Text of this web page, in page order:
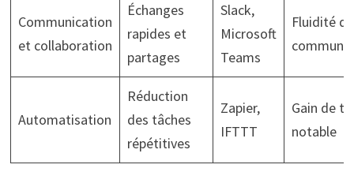
Communication
et collaboration
Échanges
rapides et
partages
Slack,
Microsoft
Teams
Fluidité de
Automatisation
Réduction
des tâches
répétitives
Zapier,
IFTTT
Gain de
notable